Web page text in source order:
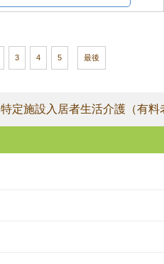
3 4 5 最後
特定施設入居者生活介護（有